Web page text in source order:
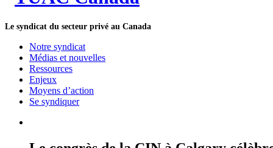
Le syndicat du secteur privé au Canada
Notre syndicat
Médias et nouvelles
Ressources
Enjeux
Moyens d’action
Se syndiquer